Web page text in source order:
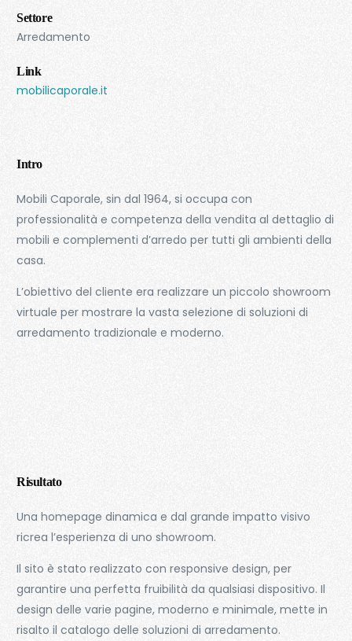
Settore
Arredamento
Link
mobilicaporale.it
Intro
Mobili Caporale, sin dal 1964, si occupa con
professionalità e competenza della vendita al dettaglio di
mobili e complementi d’arredo per tutti gli ambienti della
casa.
L’obiettivo del cliente era realizzare un piccolo showroom
virtuale per mostrare la vasta selezione di soluzioni di
arredamento tradizionale e moderno.
Risultato
Una homepage dinamica e dal grande impatto visivo
ricrea l’esperienza di uno showroom.
Il sito è stato realizzato con responsive design, per
garantire una perfetta fruibilità da qualsiasi dispositivo. Il
design delle varie pagine, moderno e minimale, mette in
risalto il catalogo delle soluzioni di arredamento.